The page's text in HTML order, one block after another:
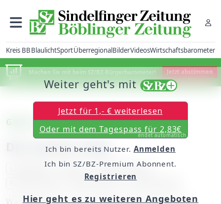
Kreis BBBlaulichtSportÜberregionalBilderVideosWirtschaftsbarometer
Machen Sie mit beim SZ/BZ-Bürgerbarometer! Jetzt abstimmen
Glosse
Die starke Linke
Linkshänder Genies
Leonardo da Vinci
Albert Einstein Charlie Chaplin
Was haben Da Vinci, McCartney, Einstein und
Weiter geht's mit
Jetzt für 1,- € weiterlesen
Oder mit dem Tagespass für 2,83€
endet automatisch
Ich bin bereits Nutzer. Anmelden
Ich bin SZ/BZ-Premium Abonnent.
Registrieren
Hier geht es zu weiteren Angeboten